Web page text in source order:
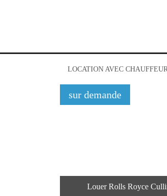
LOCATION AVEC
sur demande
Louer Rolls Royce